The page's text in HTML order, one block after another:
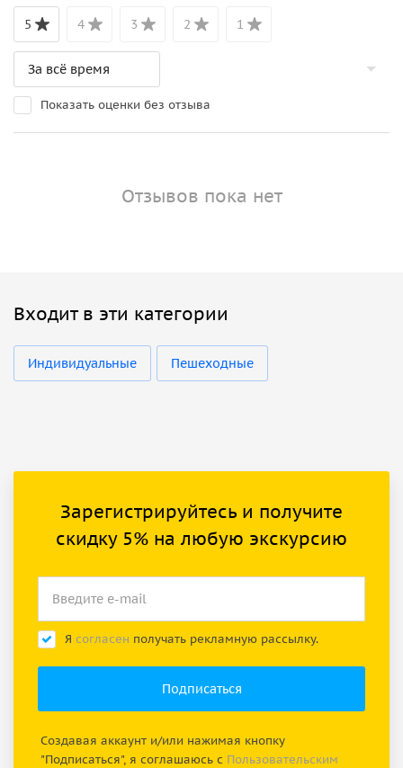
5 4 3 2 1
Показать оценки без отзыва
Отзывов пока нет
Входит в эти категории
Индивидуальные Пешеходные
Зарегистрируйтесь и получите
скидку 5% на любую экскурсию
Я согласен получать рекламную рассылку.
Создавая аккаунт и/или нажимая кнопку
"Подписаться", я соглашаюсь с Пользовательским